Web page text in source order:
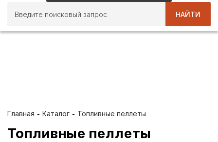
НАЙТИ
Главная Каталог Топливные пеллеты
Топливные пеллеты